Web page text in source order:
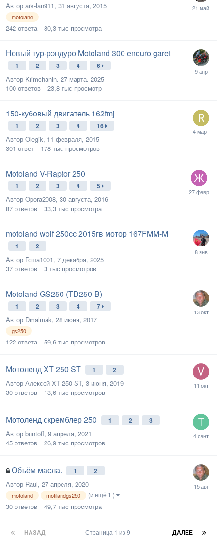
Автор ars-lan911, 31 августа, 2015
motoland
242 ответа 80,3 тыс просмотра
Новый тур-рэндуро Motoland 300 enduro garet
1 2 3 4 6
Автор Krimchanin, 27 марта, 2025
100 ответов 23,8 тыс просмотр
150-кубовый двигатель 162fmj
1 2 3 4 16
Автор Olegik, 11 февраля, 2015
301 ответ 178 тыс просмотров
Motoland V-Raptor 250
1 2 3 4 5
Автор Opora2008, 30 августа, 2016
87 ответов 33,3 тыс просмотра
motoland wolf 250cc 2015гв мотор 167FMM-M
1 2
Автор Гоша1001, 7 декабря, 2025
37 ответов 3 тыс просмотров
Motoland GS250 (TD250-B)
1 2 3 4 7
Автор Dmalmak, 28 июня, 2017
gs250
122 ответа 59,6 тыс просмотров
Мотоленд XT 250 ST 1 2
Автор Алексей XT 250 ST, 3 июня, 2019
30 ответов 13,6 тыс просмотров
Мотоленд скремблер 250 1 2 3
Автор buntoff, 9 апреля, 2021
45 ответов 26,9 тыс просмотров
Объём масла. 1 2
Автор Raul, 27 апреля, 2020
motoland motilandgs250 (и ещё 1 )
30 ответов 49,7 тыс просмотра
НАЗАД ДАЛЕЕ
Страница 1 из 9